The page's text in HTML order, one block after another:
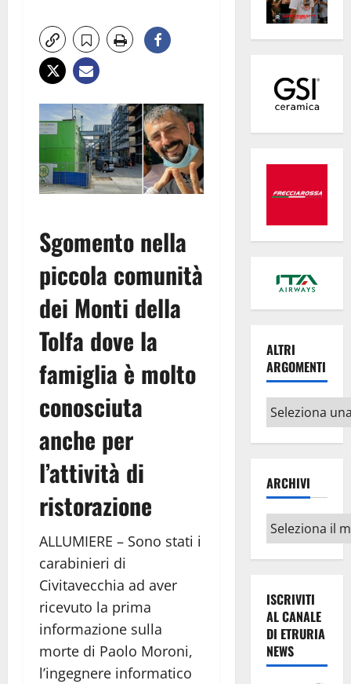
Sgomento nella
piccola comunità
dei Monti della
Tolfa dove la
famiglia è molto
conosciuta
anche per
l’attività di
ristorazione
ALLUMIERE – Sono stati i
carabinieri di
Civitavecchia ad aver
ricevuto la prima
informazione sulla
morte di Paolo Moroni,
l’ingegnere informatico
ALTRI
ARGOMENTI
Altri
argomenti
ARCHIVI
Archivi
ISCRIVITI
AL CANALE
DI ETRURIA
NEWS